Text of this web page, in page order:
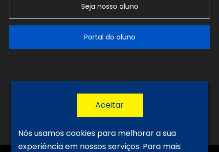
Seja nosso aluno
Portal do aluno
Política de Privacidade
Termos de Uso
Nós usamos cookies para melhorar a sua
experiência em nossos serviços. Para mais